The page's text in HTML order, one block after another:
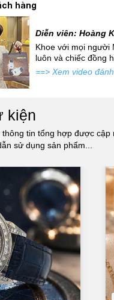
hàng
Diễn viên: Hoàng
Khoe với mọi người
luôn và chiếc đồng
==> Xem video
kiện
tin tổng hợp được cập
sử dụng sản phẩm...